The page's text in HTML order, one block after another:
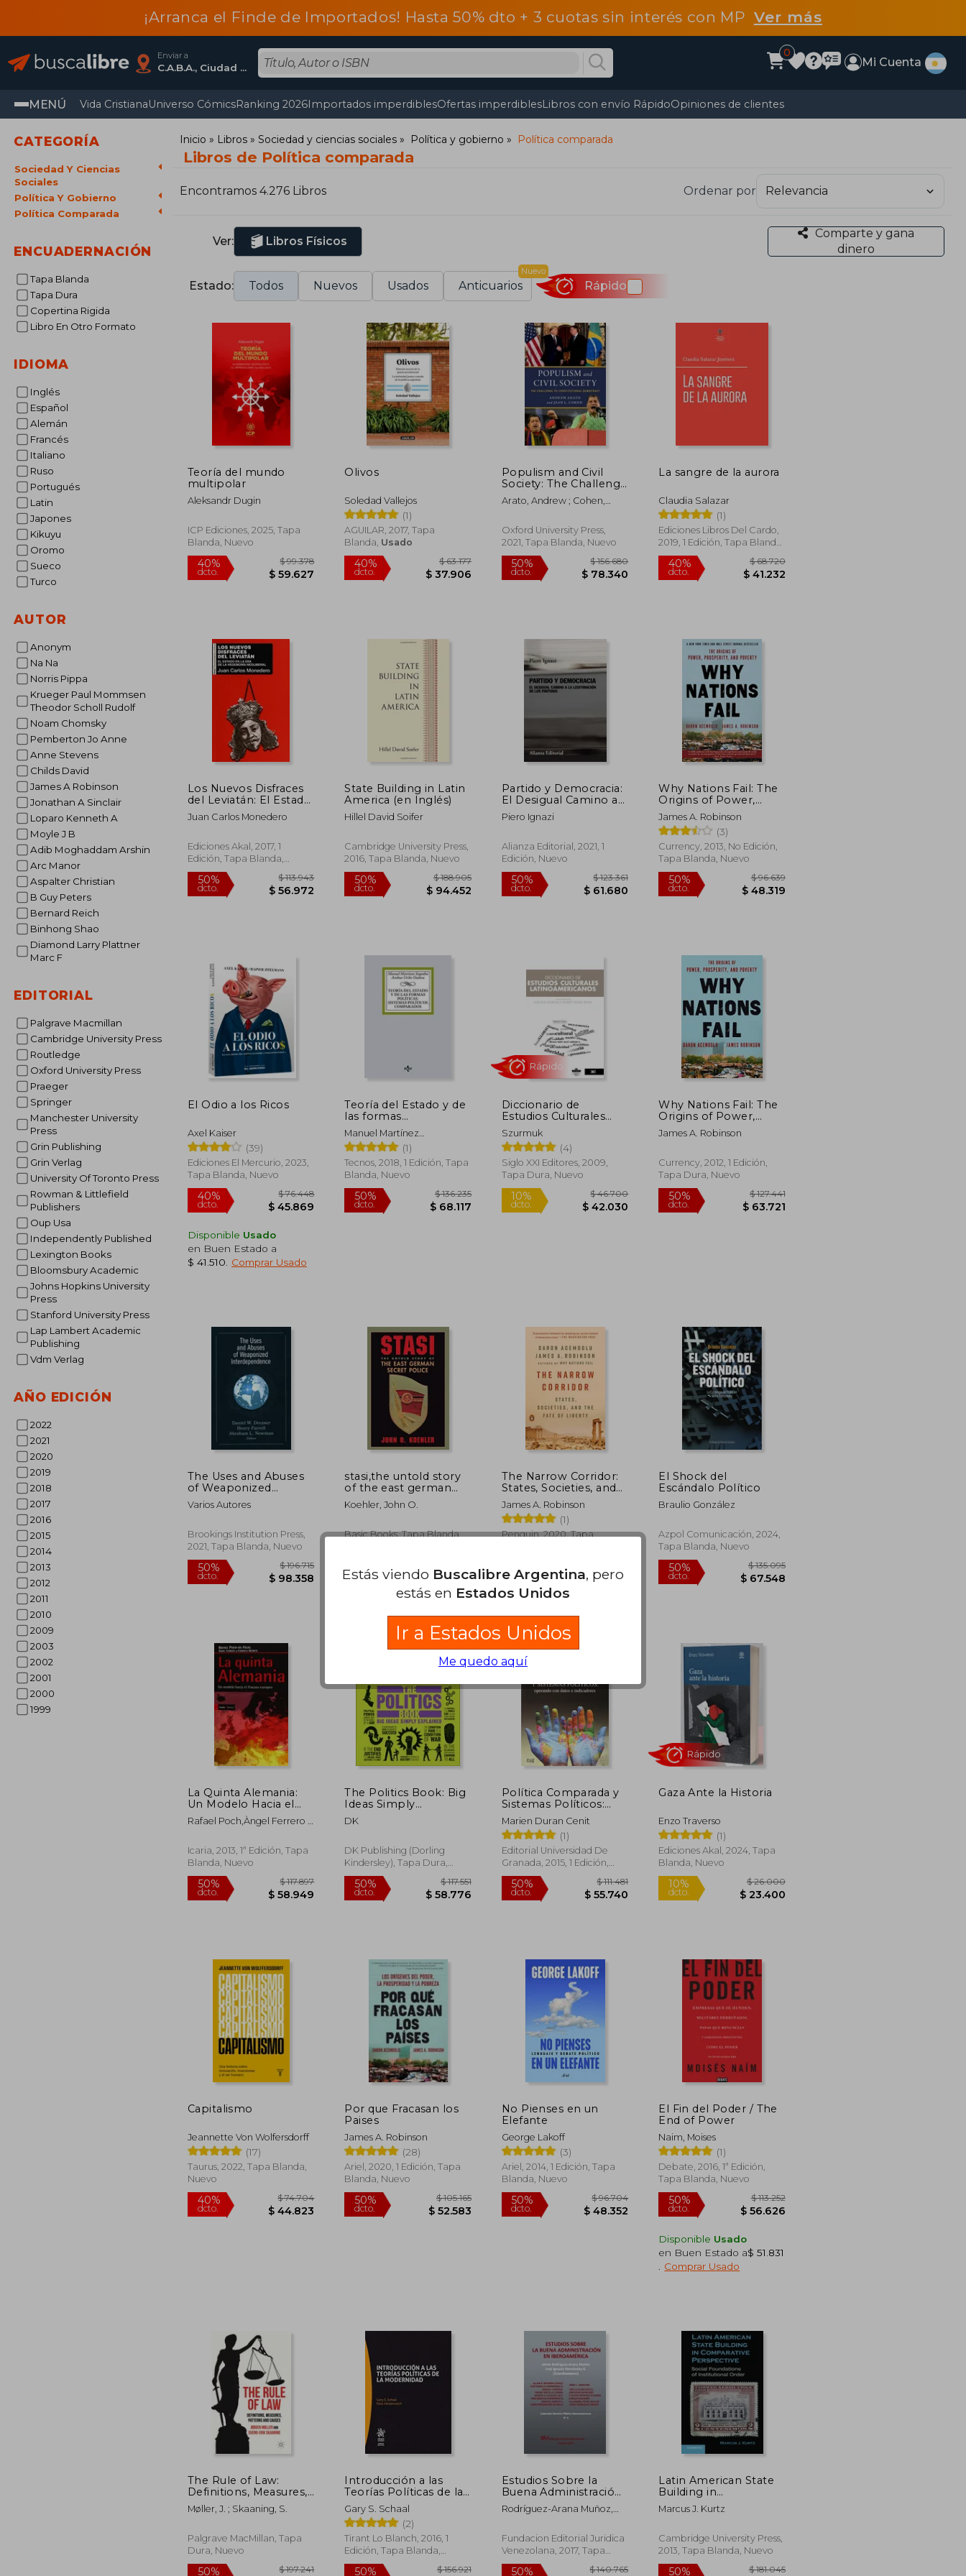
¡Arranca el Finde de Importados! Hasta 50% dto + 3 cuotas sin interés con MP Ver más
Enviar a
C.A.B.A., Ciudad Autónoma De Buenos Aires
0
Mi Cuenta
MENÚ Vida CristianaUniverso CómicsRanking 2026Importados imperdiblesOfertas imperdiblesLibros con envío RápidoOpiniones de clientes
CATEGORÍA
Sociedad Y Ciencias
Sociales
Política Y Gobierno
Política Comparada
ENCUADERNACIÓN
Tapa Blanda
Tapa Dura
Copertina Rigida
Libro En Otro Formato
IDIOMA
Inglés
Español
Alemán
Francés
Italiano
Ruso
Portugués
Latin
Japones
Kikuyu
Oromo
Sueco
Turco
AUTOR
Anonym
Na Na
Norris Pippa
Krueger Paul Mommsen
Theodor Scholl Rudolf
Noam Chomsky
Pemberton Jo Anne
Anne Stevens
Childs David
James A Robinson
Jonathan A Sinclair
Loparo Kenneth A
Moyle J B
Adib Moghaddam Arshin
Arc Manor
Aspalter Christian
B Guy Peters
Bernard Reich
Binhong Shao
Diamond Larry Plattner
Marc F
EDITORIAL
Palgrave Macmillan
Cambridge University Press
Routledge
Oxford University Press
Praeger
Springer
Manchester University
Press
Grin Publishing
Grin Verlag
University Of Toronto Press
Rowman & Littlefield
Publishers
Oup Usa
Independently Published
Lexington Books
Bloomsbury Academic
Johns Hopkins University
Press
Stanford University Press
Lap Lambert Academic
Publishing
Vdm Verlag
AÑO EDICIÓN
2022
2021
2020
2019
2018
2017
2016
2015
2014
2013
2012
2011
2010
2009
2003
2002
2001
2000
1999
Inicio Libros Sociedad y ciencias sociales Política y gobierno Política comparada
Libros de Política comparada
Encontramos 4.276 Libros Ordenar por
Ver: Libros Físicos
Comparte y gana
dinero
Estado: Todos Nuevos Usados Anticuarios
Nuevo
Rápido
Teoría del mundo
multipolar
Aleksandr Dugin
ICP Ediciones, 2025, Tapa
Blanda, Nuevo
Olivos
Soledad Vallejos
(1)
AGUILAR, 2017, Tapa
Blanda, Usado
Populism and Civil
Society: The Challenge
to Constitutional
Democracy (en Inglés)
Arato, Andrew ; Cohen,
Oxford University Press,
2021, Tapa Blanda, Nuevo
$ 78.340
La sangre de la aurora
Claudia Salazar
(1)
Ediciones Libros Del Cardo,
2019, 1 Edición, Tapa Blanda,
Nuevo
Los Nuevos Disfraces
del Leviatán: El Estado
en la era de la
Hegemonía Neoliberal
Juan Carlos Monedero
Ediciones Akal, 2017, 1
Edición, Tapa Blanda,
Nuevo
50%
dcto.
State Building in Latin
America (en Inglés)
Hillel David Soifer
Cambridge University Press,
2016, Tapa Blanda, Nuevo
50%
dcto.
Partido y Democracia:
El Desigual Camino a
la Legitimacion de los
Partidos
Piero Ignazi
Alianza Editorial, 2021, 1
Edición, Nuevo
50%
dcto.
$ 123.361
Why Nations Fail: The
Origins of Power,
Prosperity, and
Poverty (en Inglés)
James A. Robinson
(3)
Currency, 2013, No Edición,
Tapa Blanda, Nuevo
50%
dcto.
El Odio a los Ricos
Axel Kaiser
(39)
Ediciones El Mercurio, 2023,
Tapa Blanda, Nuevo
40%
dcto.
Disponible Usado
en Buen Estado a
$ 41.510
Comprar Usado
Teoría del Estado y de
las formas
políticas:sistemas
políticos comparados
Manuel Martínez
Sospedra,Ainhoa Uribe
Otalora
(1)
Tecnos, 2018, 1 Edición, Tapa
Blanda, Nuevo
50%
dcto.
Diccionario de
Estudios Culturales
Latinoamericanos
Szurmuk
(4)
Siglo XXI Editores, 2009,
Tapa Dura, Nuevo
10%
dcto.
$ 46.700
$ 42.030
Why Nations Fail: The
Origins of Power,
Prosperity, and
Poverty (en Inglés)
James A. Robinson
Currency, 2012, 1 Edición,
Tapa Dura, Nuevo
50%
dcto.
The Uses and Abuses
of Weaponized
Interdependence (en
Inglés)
Varios Autores
Brookings Institution Press,
2021, Tapa Blanda, Nuevo
50%
dcto.
stasi,the untold story
of the east german
secret police (en
Inglés)
Koehler, John O.
Basic Books, Tapa Blanda,
50%
dcto.
$ 103.776
The Narrow Corridor:
States, Societies, and
the Fate of Liberty (en
Inglés)
James A. Robinson
(1)
Penguin, 2020, Tapa
50%
dcto.
$ 94.279
$ 47.139
El Shock del
Escándalo Político
Braulio González
Azpol Comunicación, 2024,
Tapa Blanda, Nuevo
50%
dcto.
La Quinta Alemania:
Un Modelo Hacia el
Fracaso Europeo
Rafael Poch,Àngel Ferrero I
Icaria, 2013, 1ª Edición, Tapa
Blanda, Nuevo
dcto. $ 58.949
The Politics Book: Big
Ideas Simply
Explained (en Inglés)
DK
DK Publishing (Dorling
Kindersley), Tapa Dura,
Nuevo
dcto. $ 58.776
Política Comparada y
Sistemas Políticos:
Operando con Datos e
Indicadores
Marien Duran Cenit
(1)
Editorial Universidad De
Granada, 2015, 1 Edición,
Tapa Blanda, Nuevo
$ 55.740
Gaza Ante la Historia
Enzo Traverso
(1)
Ediciones Akal, 2024, Tapa
Blanda, Nuevo
dcto.
Capitalismo
Jeannette Von Wolfersdorff
(17)
Taurus, 2022, Tapa Blanda,
Nuevo
dcto.
Por que Fracasan los
Paises
James A. Robinson
(28)
Ariel, 2020, 1 Edición, Tapa
Blanda, Nuevo
dcto.
No Pienses en un
Elefante
George Lakoff
(3)
Ariel, 2014, 1 Edición, Tapa
Blanda, Nuevo
dcto. $ 48.352
El Fin del Poder / The
End of Power
Naim, Moises
(1)
Debate, 2016, 1ª Edición,
Tapa Blanda, Nuevo
50%
dcto.
Disponible Usado
en Buen Estado a$ 51.831
Comprar Usado
The Rule of Law:
Definitions, Measures,
Patterns and Causes
(en Inglés)
Møller, J. ; Skaaning, S.
Palgrave MacMillan, Tapa
Dura, Nuevo
Introducción a las
Teorías Políticas de la
Modernidad
Gary S. Schaal
(2)
Tirant Lo Blanch, 2016, 1
Edición, Tapa Blanda,
Nuevo
Estudios Sobre la
Buena Administración
en Iberoamérica
Rodríguez-Arana Muñoz,
Ignacio
Fundacion Editorial Juridica
Venezolana, 2017, Tapa
Blanda, Nuevo
Latin American State
Building in
Comparative
Perspective: Social
Institutional Order (en
Inglés)
Marcus J. Kurtz
Cambridge University Press,
2013, Tapa Blanda, Nuevo
Estás viendo Buscalibre Argentina, pero
estás en Estados Unidos
Ir a Estados Unidos
Me quedo aquí